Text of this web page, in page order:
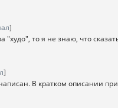
]
"худо", то я не знаю, что
]
В кратком описании